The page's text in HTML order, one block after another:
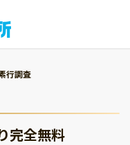
行調査
完全無料